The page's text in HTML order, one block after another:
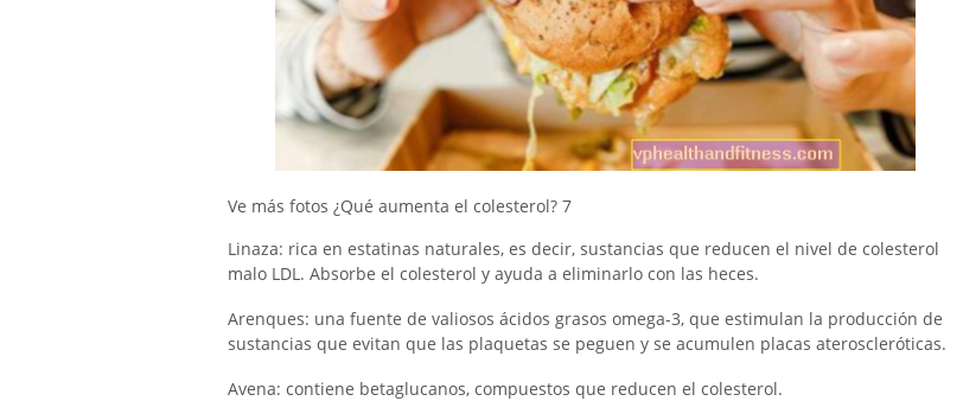
Ve más fotos ¿Qué aumenta el colesterol? 7
Linaza: rica en estatinas naturales, es decir, sustancias que reducen el nivel de colesterol
malo LDL. Absorbe el colesterol y ayuda a eliminarlo con las heces.
Arenques: una fuente de valiosos ácidos grasos omega-3, que estimulan la producción de
sustancias que evitan que las plaquetas se peguen y se acumulen placas ateroscleróticas.
Avena: contiene betaglucanos, compuestos que reducen el colesterol.